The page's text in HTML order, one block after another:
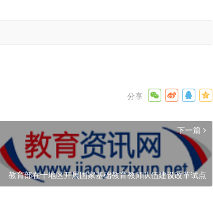
下一篇
教育部在十地区开展国家基础教育教师队伍建设改革试点